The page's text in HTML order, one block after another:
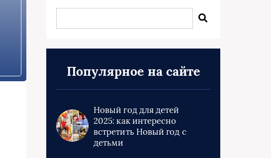
Популярное на сайте
Новый год для детей
2025: как интересно
встретить Новый год с
детьми